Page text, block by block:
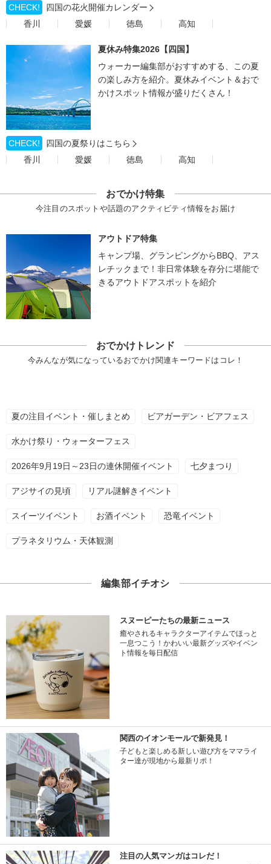
CHECK!
四国の花火開催カレンダー
香川
愛媛 徳島 高知
夏休み特集2026【四国】
ウォーカー編集部がおすすめする、この夏
の楽しみ方を紹介。夏休みイベント＆おで
かけスポット情報が盛りだくさん！
CHECK!
四国の夏祭りはこちら
香川
愛媛 徳島 高知
おでかけ特集
今注目のスポットや話題のアクティビティ情報をお届け
アウトドア特集
キャンプ場、グランピングからBBQ、アス
レチックまで！非日常体験を存分に堪能で
きるアウトドアスポットを紹介
おでかけトレンド
今みんなが気になっているおでかけ関連キーワードはコレ！
夏の注目イベント・催しまとめ ビアガーデン・ビアフェス
水かけ祭り・ウォーターフェス
2026年9月19日～23日の連休開催イベント 七夕まつり
アジサイの見頃 リアル謎解きイベント
スイーツイベント お酒イベント 恐竜イベント
プラネタリウム・天体観測
編集部イチオシ
スヌーピーたちの最新ニュース
癒やされるキャラクターアイテムでほっと
一息つこう！かわいい最新グッズやイベン
ト情報を毎日配信
関西のイオンモールで新発見！
子どもと楽しめる新しい遊び方をママライ
ター達が現地から最新リポ！
注目の人気マンガはコレだ！